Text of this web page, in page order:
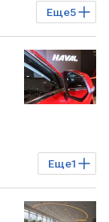
Еще5
Еще1